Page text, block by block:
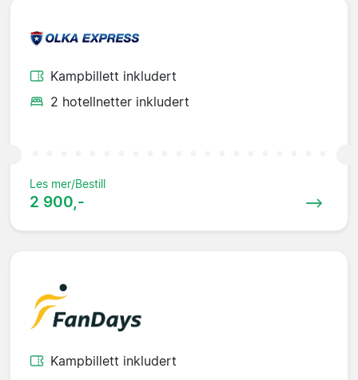
Kampbillett inkludert
2 hotellnetter inkludert
Les mer/Bestill
2 900,-
Kampbillett inkludert